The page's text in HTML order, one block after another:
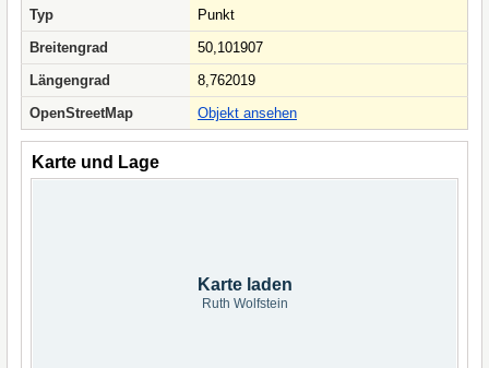
Typ
Punkt
Breitengrad
50,101907
Längengrad
8,762019
OpenStreetMap
Objekt ansehen
Karte und Lage
Karte laden
Ruth Wolfstein